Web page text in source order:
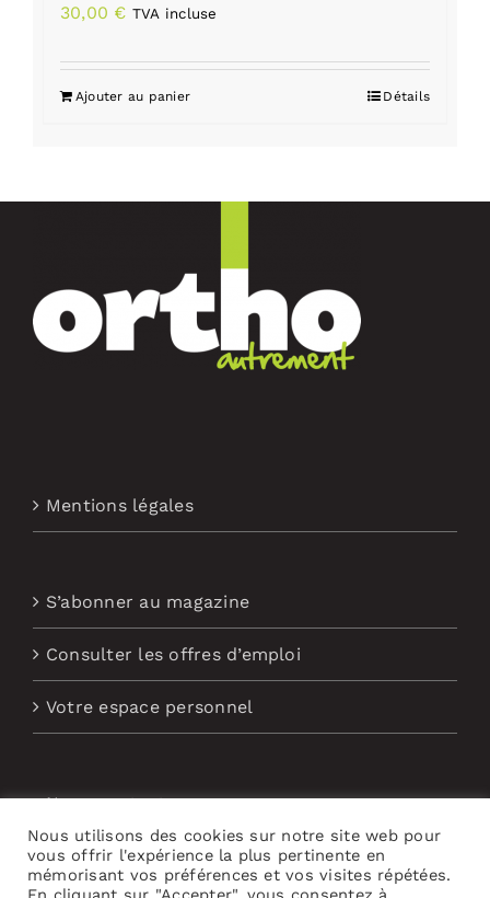
30,00 € TVA incluse
Ajouter au panier Détails
Mentions légales
S’abonner au magazine
Consulter les offres d’emploi
Votre espace personnel
Nous contacter
Abonnement aux Newsletters
Nous utilisons des cookies sur notre site web pour
vous offrir l'expérience la plus pertinente en
mémorisant vos préférences et vos visites répétées.